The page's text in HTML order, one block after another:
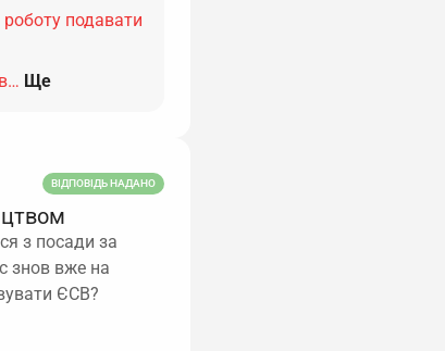
подавати
Ще
ВІДПОВІДЬ НАДАНО
з посади за
знов вже на
ЄСВ?